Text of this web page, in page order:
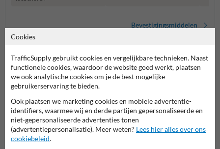
Bevestigingsmiddelen
Stel je vraag aan Scheepvaartbord.nl
Naam*
Cookies
TrafficSupply gebruikt cookies en vergelijkbare technieken. Naast
functionele cookies, waardoor de website goed werkt, plaatsen
we ook analytische cookies om je de best mogelijke
gebruikerservaring te bieden.
Ook plaatsen we marketing cookies en mobiele advertentie-
identifiers, waarmee wij en derde partijen gepersonaliseerde en
niet-gepersonaliseerde advertenties tonen
(advertentiepersonalisatie). Meer weten? Lees hier alles over ons
cookiebeleid.